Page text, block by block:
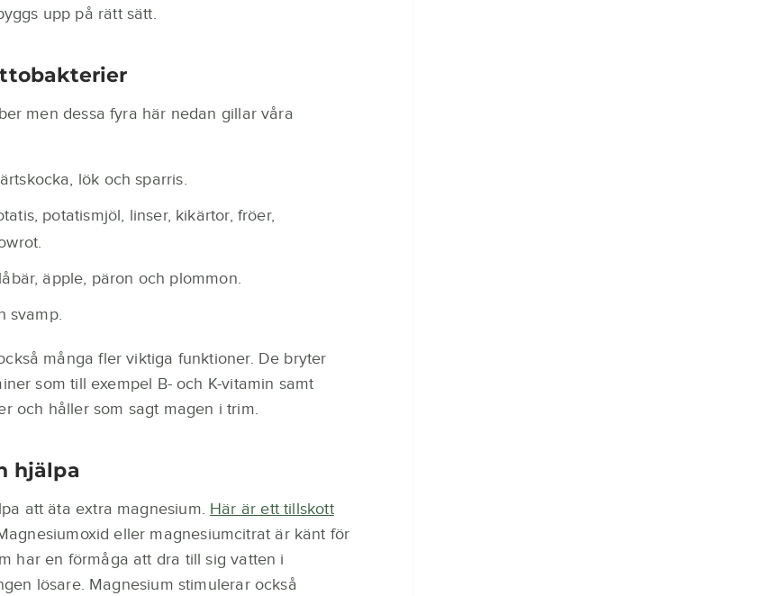
upp på rätt sätt.
men dessa fyra här nedan gillar våra
lök och sparris.
potatismjöl, linser, kikärtor, fröer,
äpple, päron och plommon.
svamp.
många fler viktiga funktioner. De bryter
som till exempel B- och K-vitamin samt
och håller som sagt magen i trim.
hjälpa
att äta extra magnesium. Här är ett tillskott
eller magnesiumcitrat är känt för
har en förmåga att dra till sig vatten i
lösare. Magnesium stimulerar också